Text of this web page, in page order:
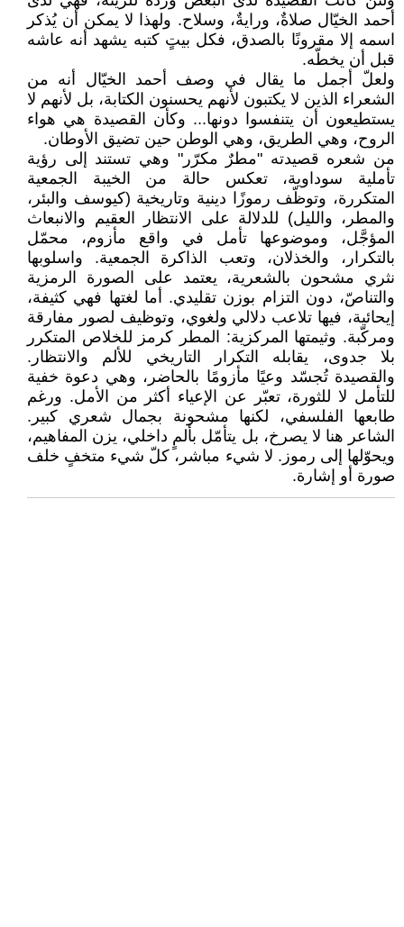
أحمد الخيّال صلاةٌ، ورايةٌ، وسلاح. ولهذا لا يمكن أن يُذكر
اسمه إلا مقرونًا بالصدق، فكل بيتٍ كتبه يشهد أنه عاشه
قبل أن يخطّه.
ولعلّ أجمل ما يقال في وصف أحمد الخيّال أنه من
الشعراء الذين لا يكتبون لأنهم يحسنون الكتابة، بل لأنهم لا
يستطيعون أن يتنفسوا دونها... وكأن القصيدة هي هواء
الروح، وهي الطريق، وهي الوطن حين تضيق الأوطان.
من شعره قصيدته "مطرٌ مكرّر" وهي تستند إلى رؤية
تأملية سوداوية، تعكس حالة من الخيبة الجمعية
المتكررة، وتوظّف رموزًا دينية وتاريخية (كيوسف والبئر،
والمطر، والليل) للدلالة على الانتظار العقيم والانبعاث
المؤجَّل، وموضوعها تأمل في واقع مأزوم، محمّل
بالتكرار، والخذلان، وتعب الذاكرة الجمعية. واسلوبها
نثري مشحون بالشعرية، يعتمد على الصورة الرمزية
والتناصّ، دون التزام بوزن تقليدي. أما لغتها فهي كثيفة،
إيحائية، فيها تلاعب دلالي ولغوي، وتوظيف لصور مفارقة
ومركّبة. وثيمتها المركزية: المطر كرمز للخلاص المتكرر
بلا جدوى، يقابله التكرار التاريخي للألم والانتظار.
والقصيدة تُجسّد وعيًا مأزومًا بالحاضر، وهي دعوة خفية
للتأمل لا للثورة، تعبّر عن الإعياء أكثر من الأمل. ورغم
طابعها الفلسفي، لكنها مشحونة بجمال شعري كبير.
الشاعر هنا لا يصرخ، بل يتأمّل بألمٍ داخلي، يزن المفاهيم،
ويحوّلها إلى رموز. لا شيء مباشر، كلّ شيء متخفٍ خلف
صورة أو إشارة.